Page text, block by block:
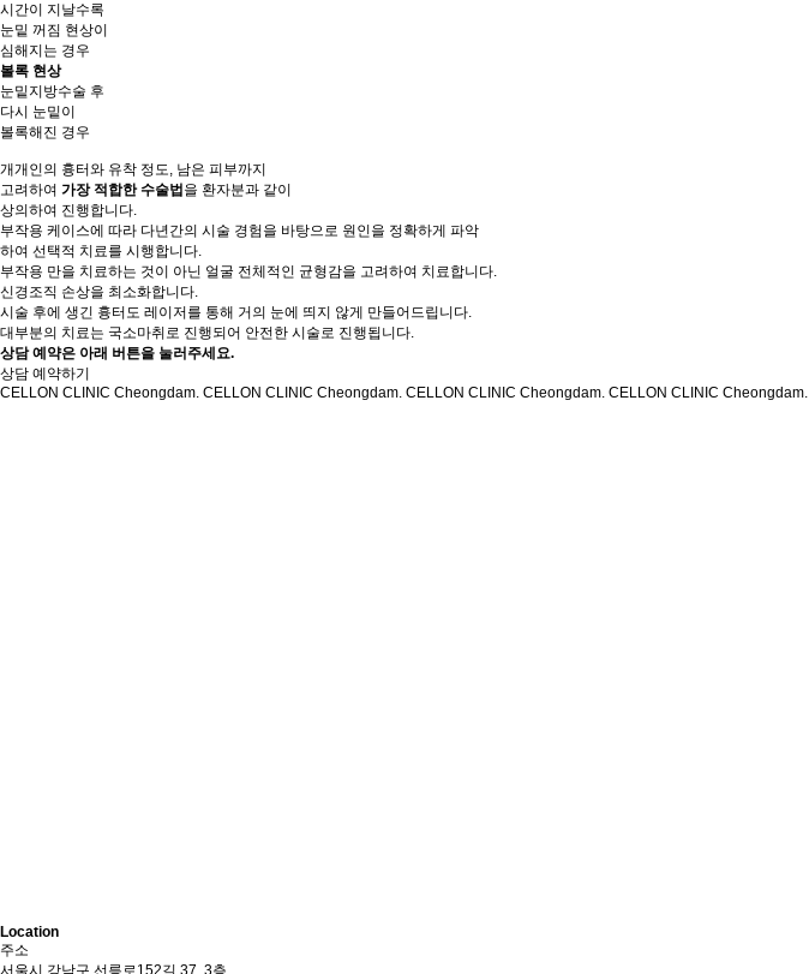
시간이 지날수록
눈밑 꺼짐 현상이
심해지는 경우
볼록 현상
눈밑지방수술 후
다시 눈밑이
볼록해진 경우
개개인의 흉터와 유착 정도, 남은 피부까지
고려하여 가장 적합한 수술법 을 환자분과 같이
상의하여 진행합니다.
부작용 케이스에 따라 다년간의 시술 경험을 바탕으로 원인을 정확하게 파악
하여 선택적 치료를 시행합니다.
부작용 만을 치료하는 것이 아닌 얼굴 전체적인 균형감을 고려하여 치료합니다.
신경조직 손상을 최소화합니다.
시술 후에 생긴 흉터도 레이저를 통해 거의 눈에 띄지 않게 만들어드립니다.
대부분의 치료는 국소마취로 진행되어 안전한 시술로 진행됩니다.
상담 예약은 아래 버튼을 눌러주세요.
상담 예약하기
CELLON CLINIC Cheongdam. CELLON CLINIC Cheongdam. CELLON CLINIC Cheongdam. CELLON CLINIC Cheongdam.
Location
주소
서울시 강남구 선릉로152길 37, 3층